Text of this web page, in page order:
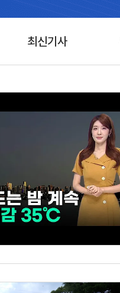
최신기사